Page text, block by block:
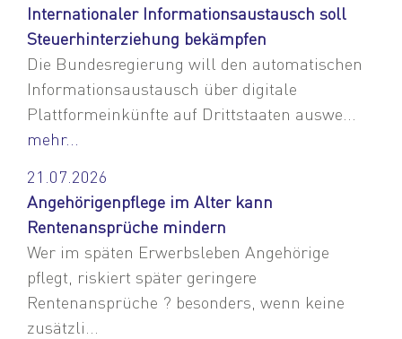
Internationaler Informationsaustausch soll
Steuerhinterziehung bekämpfen
Die Bundesregierung will den automatischen
Informationsaustausch über digitale
Plattformeinkünfte auf Drittstaaten auswe...
mehr...
21.07.2026
Angehörigenpflege im Alter kann
Rentenansprüche mindern
Wer im späten Erwerbsleben Angehörige
pflegt, riskiert später geringere
Rentenansprüche ? besonders, wenn keine
zusätzli...